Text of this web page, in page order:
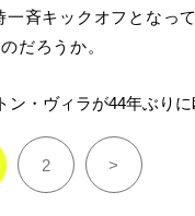
斉キックオフとなっ
だろうか。
ン・ヴィラが44年ぶり
2 >